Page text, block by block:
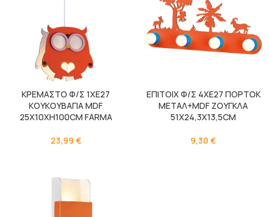
ΚΡΕΜΑΣΤΟ Φ/Σ 1ΧΕ27
ΚΟΥΚΟΥΒΑΓΙΑ MDF
25X10XH100CM FARMA
23,99 €
ΕΠΙΤΟΙX Φ/Σ 4ΧΕ27 ΠΟΡΤΟΚ
ΜΕΤΑΛ+MDF ΖΟΥΓΚΛΑ
51Χ24,3Χ13,5CM
9,30 €